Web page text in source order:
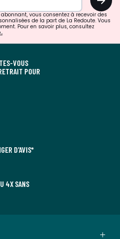
abonnant, vous consentez à recevoir des
de la part de La Redoute. Vous
Pour en savoir plus, consultez
VOUS
POUR
D'AVIS*
4X SANS